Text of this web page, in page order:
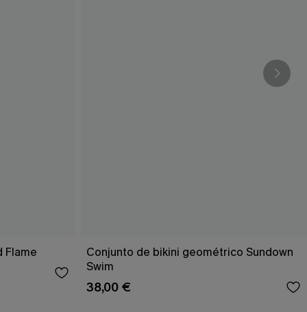
Flame
Conjunto de bikini geométrico Sundown
Swim
38,00 €